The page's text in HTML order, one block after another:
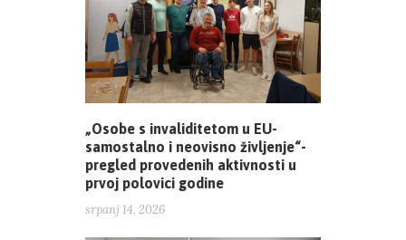
„Osobe s invaliditetom u EU-
samostalno i neovisno življenje“-
pregled provedenih aktivnosti u
prvoj polovici godine
srpanj 14, 2026